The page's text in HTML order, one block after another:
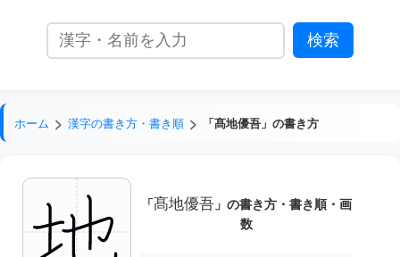
ホーム 漢字の書き方・書き順 「髙地優吾」の書き方
「髙地優吾 」の書き方・書き順・画
数